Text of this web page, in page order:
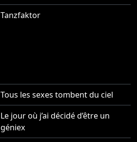
Tanzfaktor
Tous les sexes tombent du ciel
Le jour où j’ai décidé d’être un
géniex